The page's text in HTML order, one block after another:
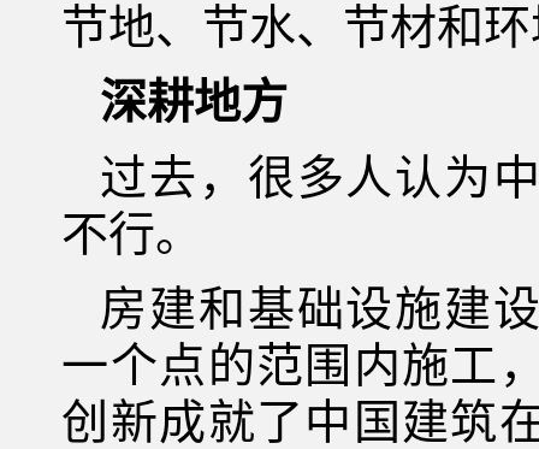
节地、节水、节材和
深耕地方
过去，很多人认为
不行。
房建和基础设施建
一个点的范围内施工
创新成就了中国建筑